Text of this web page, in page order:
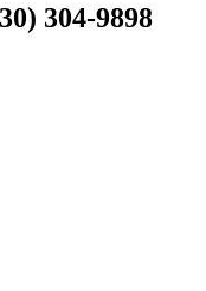
304-9898